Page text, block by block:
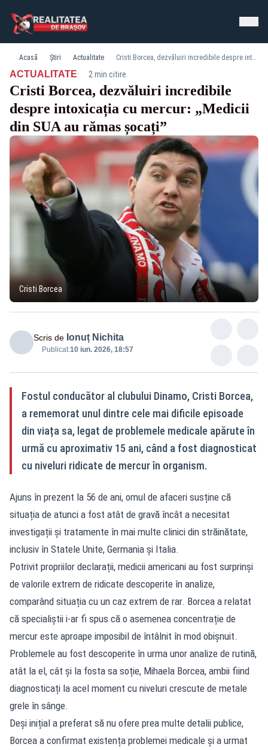
Acasă Știri Actualitate Cristi Borcea, dezvăluiri incredibile despre intoxicația cu mercur: „Medicii din SUA au rămas șocați”
ACTUALITATE· 2 min citire
Cristi Borcea, dezvăluiri incredibile
despre intoxicația cu mercur: „Medicii
din SUA au rămas șocați”
Cristi Borcea
Scris de Ionuț Nichita
Publicat:10 iun. 2026, 18:57
Fostul conducător al clubului Dinamo, Cristi Borcea,
a rememorat unul dintre cele mai dificile episoade
din viața sa, legat de problemele medicale apărute în
urmă cu aproximativ 15 ani, când a fost diagnosticat
cu niveluri ridicate de mercur în organism.
Ajuns în prezent la 56 de ani, omul de afaceri susține că
situația de atunci a fost atât de gravă încât a necesitat
investigații și tratamente în mai multe clinici din străinătate,
inclusiv în Statele Unite, Germania și Italia.
Potrivit propriilor declarații, medicii americani au fost surprinși
de valorile extrem de ridicate descoperite în analize,
comparând situația cu un caz extrem de rar. Borcea a relatat
că specialiștii i-ar fi spus că o asemenea concentrație de
mercur este aproape imposibil de întâlnit în mod obișnuit.
Problemele au fost descoperite în urma unor analize de rutină,
atât la el, cât și la fosta sa soție, Mihaela Borcea, ambii fiind
diagnosticați la acel moment cu niveluri crescute de metale
grele în sânge.
Deși inițial a preferat să nu ofere prea multe detalii publice,
Borcea a confirmat existența problemei medicale și a urmat